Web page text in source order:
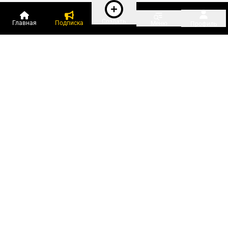
Главная Подписка